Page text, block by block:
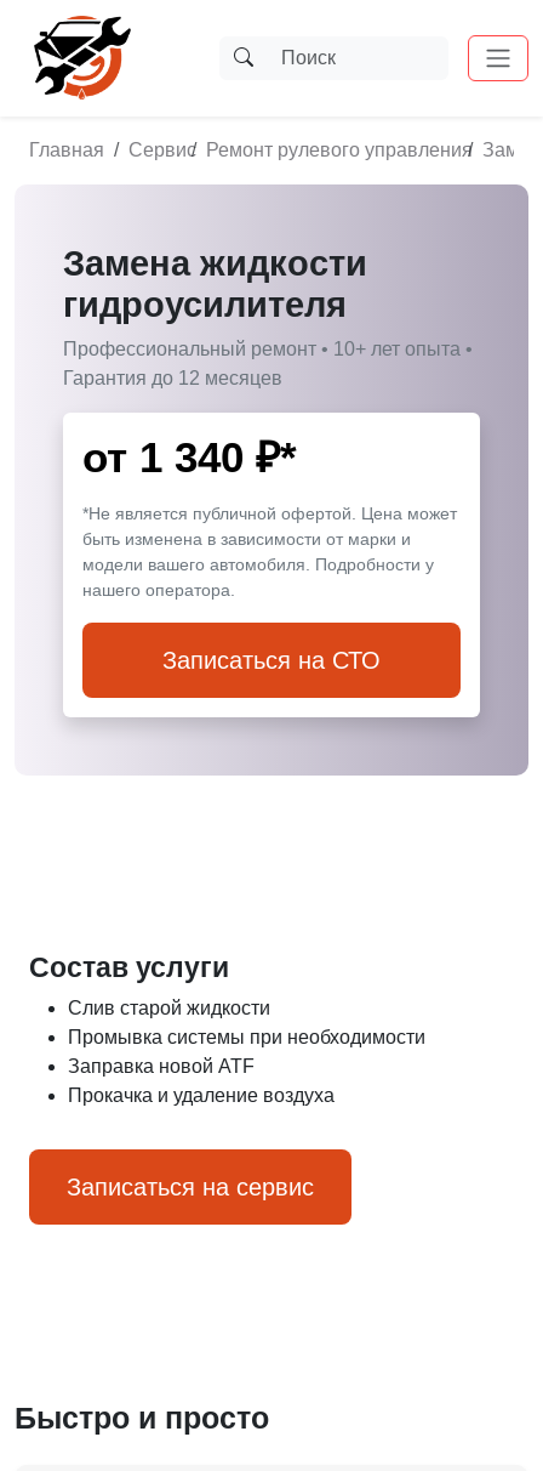
Главная Сервис Ремонт рулевого управления
Замена жидкости
гидроусилителя
Профессиональный ремонт • 10+ лет опыта •
Гарантия до 12 месяцев
от 1 340 ₽*
*Не является публичной офертой. Цена может
быть изменена в зависимости от марки и
модели вашего автомобиля. Подробности у
нашего оператора.
Записаться на СТО
Состав услуги
Слив старой жидкости
Промывка системы при необходимости
Заправка новой ATF
Прокачка и удаление воздуха
Записаться на сервис
Быстро и просто